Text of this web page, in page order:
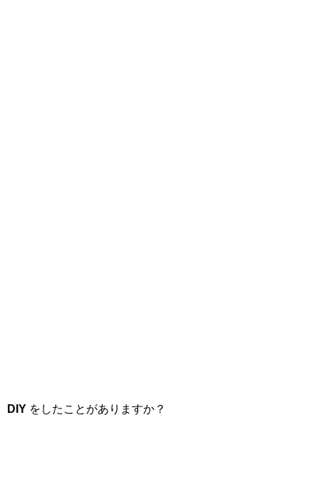
DIY をしたことがありますか？